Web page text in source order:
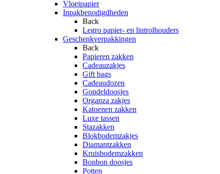
Vloeipapier
Inpakbenodigdheden
Back
Legro papier- en lintrolhouders
Geschenkverpakkingen
Back
Papieren zakken
Cadeauzakjes
Gift bags
Cadeaudozen
Gondeldoosjes
Organza zakjes
Katoenen zakken
Luxe tassen
Stazakken
Blokbodemzakjes
Diamantzakken
Kruisbodemzakken
Bonbon doosjes
Potten